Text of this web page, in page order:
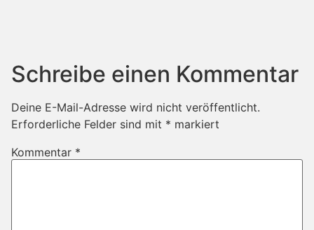
Schreibe einen Kommentar
Deine E-Mail-Adresse wird nicht veröffentlicht.
Erforderliche Felder sind mit * markiert
Kommentar *